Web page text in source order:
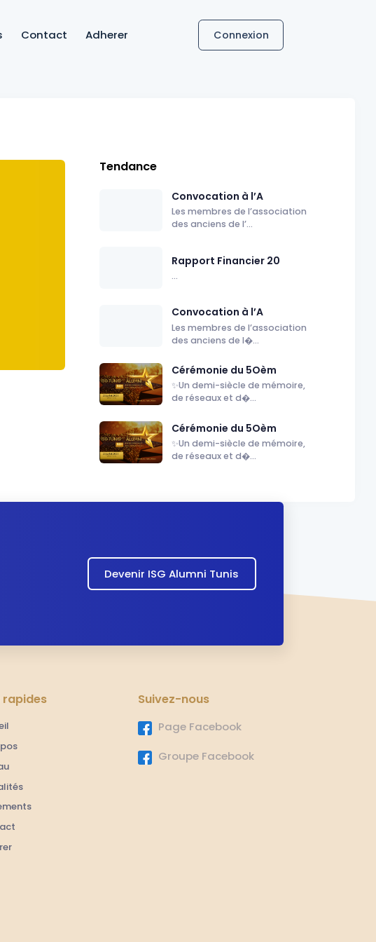
Contact Adherer Connexion
Tendance
Convocation à l’A
Les membres de l’association
des anciens de l’...
Rapport Financier 20
...
Convocation à l’A
Les membres de l’association
des anciens de l�...
Cérémonie du 5Oèm
✨Un demi-siècle de mémoire,
de réseaux et d�...
Cérémonie du 5Oèm
✨Un demi-siècle de mémoire,
de réseaux et d�...
Devenir ISG Alumni Tunis
rapides Suivez-nous
Page Facebook
Groupe Facebook